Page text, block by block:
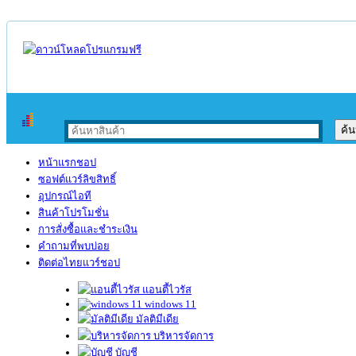
หน้าแรกชอป
ซอฟต์แวร์ลิขสิทธิ์
อุปกรณ์ไอที
สินค้าโปรโมชั่น
การสั่งซื้อและชำระเงิน
คำถามที่พบบ่อย
ติดต่อไทยแวร์ชอป
แอนตี้ไวรัส
windows 11
มัลติมีเดีย
บริหารจัดการ
บัญชี